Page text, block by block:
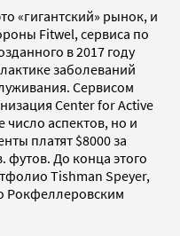
«гигантский» рынок, и
Fitwel, сервиса по
в 2017 году
заболеваний
Сервисом
Center for Active
число аспектов, но и
платят $8000 за
футов. До конца этого
Tishman Speyer,
Рокфеллеровским